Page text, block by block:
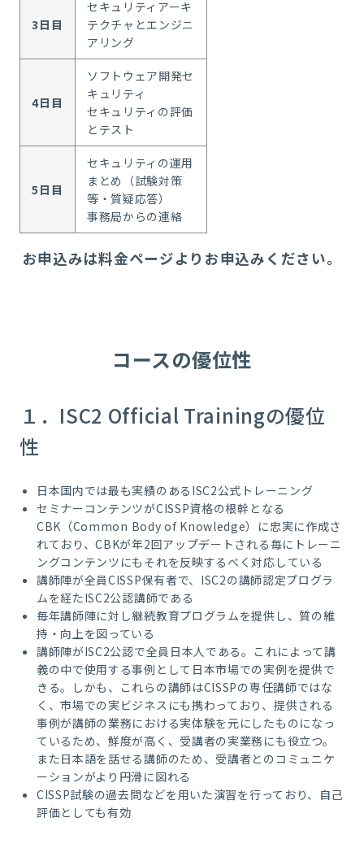
3日目
セキュリティアーキ
テクチャとエンジニ
アリング
4日目
ソフトウェア開発セ
キュリティ
セキュリティの評価
とテスト
5日目
セキュリティの運用
まとめ（試験対策
等・質疑応答）
事務局からの連絡
お申込みは料金ページよりお申込みください。
コースの優位性
１．ISC2 Official Trainingの優位
性
日本国内では最も実績のあるISC2公式トレーニング
セミナーコンテンツがCISSP資格の根幹となる
CBK（Common Body of Knowledge）に忠実に作成さ
れており、CBKが年2回アップデートされる毎にトレーニ
ングコンテンツにもそれを反映するべく対応している
講師陣が全員CISSP保有者で、ISC2の講師認定プログラ
ムを経たISC2公認講師である
毎年講師陣に対し継続教育プログラムを提供し、質の維
持・向上を図っている
講師陣がISC2公認で全員日本人である。これによって講
義の中で使用する事例として日本市場での実例を提供で
きる。しかも、これらの講師はCISSPの専任講師ではな
く、市場での実ビジネスにも携わっており、提供される
事例が講師の業務における実体験を元にしたものになっ
ているため、鮮度が高く、受講者の実業務にも役立つ。
また日本語を話せる講師のため、受講者とのコミュニケ
ーションがより円滑に図れる
CISSP試験の過去問などを用いた演習を行っており、自己
評価としても有効